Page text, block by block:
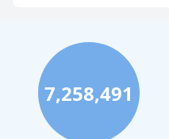
Hotels in Stuttgart
Hotels in Leipzig
Hotels in Bamberg
Hotels in Nürnberg
7,258,491